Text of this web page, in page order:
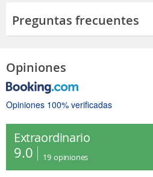
Preguntas frecuentes
Opiniones
Opiniones 100% verificadas
Extraordinario
9.0 19 opiniones